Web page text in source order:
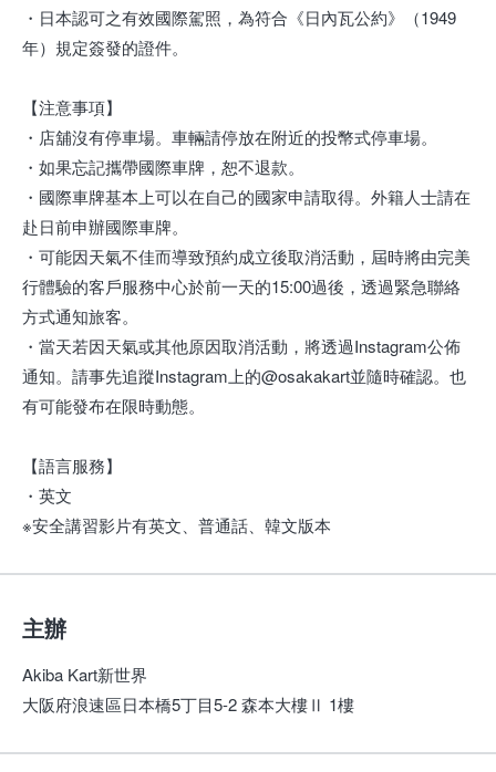
・日本認可之有效國際駕照，為符合《日內瓦公約》（1949
年）規定簽發的證件。
【注意事項】
・店舖沒有停車場。車輛請停放在附近的投幣式停車場。
・如果忘記攜帶國際車牌，恕不退款。
・國際車牌基本上可以在自己的國家申請取得。外籍人士請在
赴日前申辦國際車牌。
・可能因天氣不佳而導致預約成立後取消活動，屆時將由完美
行體驗的客戶服務中心於前一天的15:00過後，透過緊急聯絡
方式通知旅客。
・當天若因天氣或其他原因取消活動，將透過Instagram公佈
通知。請事先追蹤Instagram上的@osakakart並隨時確認。也
有可能發布在限時動態。
【語言服務】
・英文
※安全講習影片有英文、普通話、韓文版本
主辦
Akiba Kart新世界
大阪府浪速區日本橋5丁目5-2 森本大樓Ⅱ 1樓